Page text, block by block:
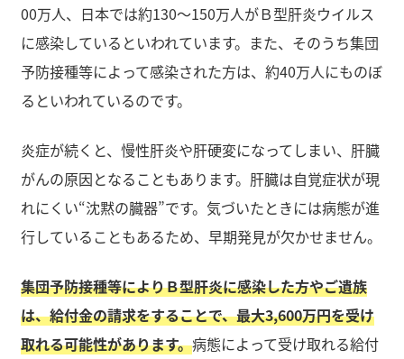
00万人、日本では約130～150万人がＢ型肝炎ウイルス
に感染しているといわれています。また、そのうち集団
予防接種等によって感染された方は、約40万人にものぼ
るといわれているのです。
炎症が続くと、慢性肝炎や肝硬変になってしまい、肝臓
がんの原因となることもあります。肝臓は自覚症状が現
れにくい“沈黙の臓器”です。気づいたときには病態が進
行していることもあるため、早期発見が欠かせません。
集団予防接種等によりＢ型肝炎に感染した方やご遺族
は、給付金の請求をすることで、最大3,600万円を受け
取れる可能性があります。病態によって受け取れる給付